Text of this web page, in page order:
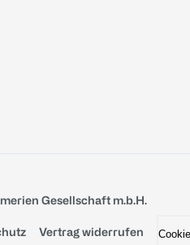
Gesellschaft m.b.H.
Vertrag widerrufen